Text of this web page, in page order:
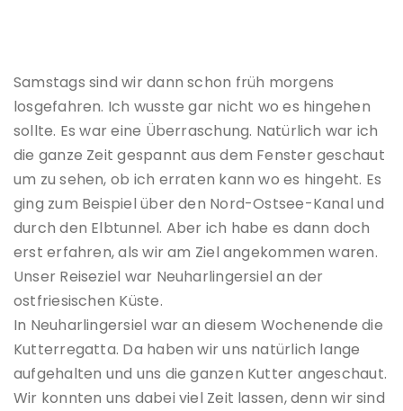
Samstags sind wir dann schon früh morgens
losgefahren. Ich wusste gar nicht wo es hingehen
sollte. Es war eine Überraschung. Natürlich war ich
die ganze Zeit gespannt aus dem Fenster geschaut
um zu sehen, ob ich erraten kann wo es hingeht. Es
ging zum Beispiel über den Nord-Ostsee-Kanal und
durch den Elbtunnel. Aber ich habe es dann doch
erst erfahren, als wir am Ziel angekommen waren.
Unser Reiseziel war Neuharlingersiel an der
ostfriesischen Küste.
In Neuharlingersiel war an diesem Wochenende die
Kutterregatta. Da haben wir uns natürlich lange
aufgehalten und uns die ganzen Kutter angeschaut.
Wir konnten uns dabei viel Zeit lassen, denn wir sind